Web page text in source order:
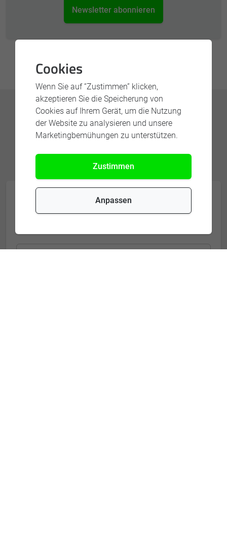
Newsletter abonnieren
KONTAKTIEREN SIE UNSERE
EXPERTEN
Cookies
Wenn Sie auf “Zustimmen” klicken,
akzeptieren Sie die Speicherung von
Cookies auf Ihrem Gerät, um die Nutzung
der Website zu analysieren und unsere
Marketingbemühungen zu unterstützen.
Zustimmen
Anpassen